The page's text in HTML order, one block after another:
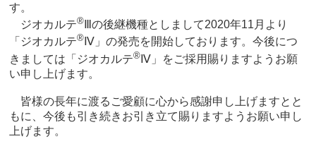
す。
ジオカルテ® Ⅲの後継機種としまして2020年11月より
「ジオカルテ® Ⅳ」の発売を開始しております。今後につ
きましては「ジオカルテ® Ⅳ」をご採用賜りますようお願
い申し上げま す。
皆様の⻑年に渡るご愛顧に⼼から感謝申し上げますとと
もに、今後も引き続きお引き立て賜りますようお願い申し
上げます。